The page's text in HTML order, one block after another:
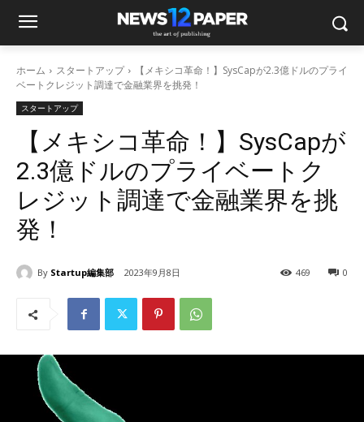
ホーム スタートアップ
【メキシコ革命！】SysCapが2.3億ドルのプライ
ベートクレジット調達で金融業界を挑発！
スタートアップ
【メキシコ革命！】SysCapが
2.3億ドルのプライベートク
レジット調達で金融業界を挑
発！
By Startup編集部 2023年9月8日 0
469